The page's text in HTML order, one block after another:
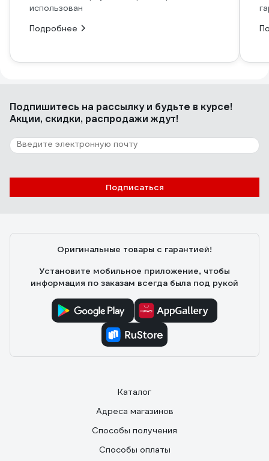
использован
Подробнее
Подпишитесь на рассылкуи будьте в курсе!
Акции, скидки, распродажи ждут!
Подписаться
Оригинальные товары с гарантией!
Установите мобильное приложение, чтобы
информация по заказам всегда была под рукой
Каталог
Адреса магазинов
Способы получения
Способы оплаты